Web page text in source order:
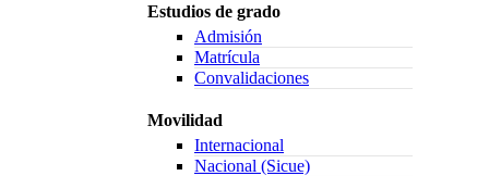
Estudios de grado
Admisión
Matrícula
Convalidaciones
Movilidad
Internacional
Nacional (Sicue)